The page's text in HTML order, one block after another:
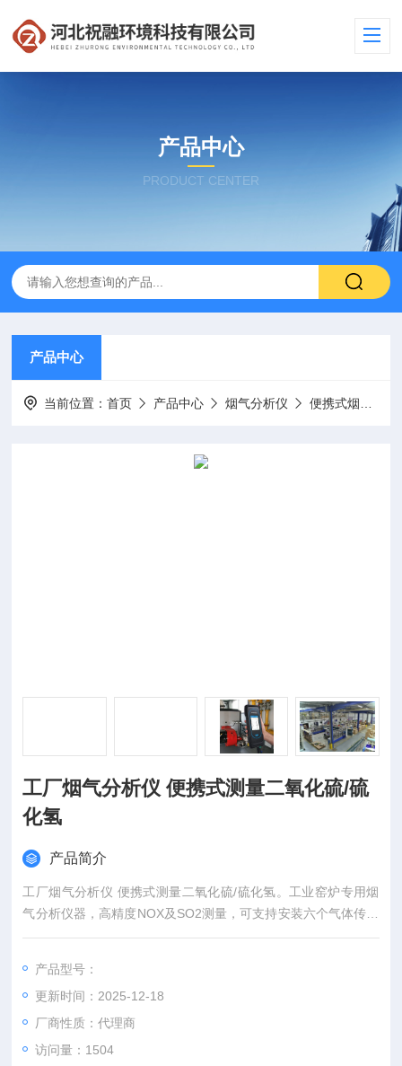
产品中心
PRODUCT CENTER
产品中心
当前位置：首页 产品中心 烟气分析仪 便携式烟气分析仪
工厂烟气分析仪 便携式测量二氧化硫/硫
化氢
产品简介
工厂烟气分析仪 便携式测量二氧化硫/硫化氢。工业窑炉专用烟
气分析仪器，高精度NOX及SO2测量，可支持安装六个气体传感
器，适用大部分应用场景，并具备多种分析和计算功能，适用于
2/NO/NO2/NOx/SO2/CxHy/H2S
产品型号：
更新时间：2025-12-18
厂商性质：代理商
访问量：1504